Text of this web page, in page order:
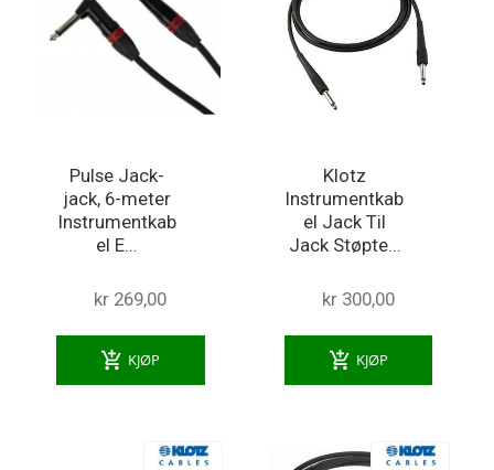
Pulse Jack-
jack, 6-meter
Instrumentkab
el E...
kr 269,00
add_shopping_cart KJØP
Klotz
Instrumentkab
el Jack Til
Jack Støpte...
kr 300,00
add_shopping_cart KJØP